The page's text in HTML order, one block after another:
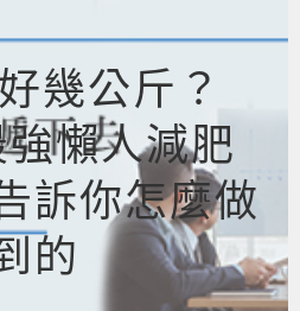
幾公斤？
懶人減肥
訴你怎麼做
的